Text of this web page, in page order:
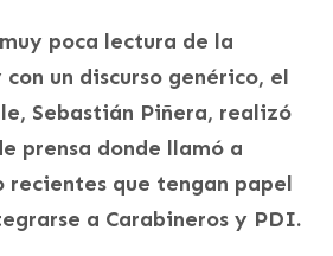
poca lectura de la
un discurso genérico, el
Sebastián Piñera, realizó
prensa donde llamó a
que tengan papel
a Carabineros y PDI.